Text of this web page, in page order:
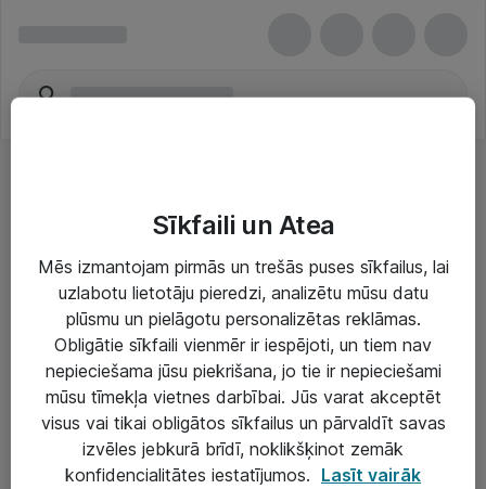
Risinājumi & Pakalpojumi
IT serviss un atbalsts
IT infrastruktūra
Darba vietu IT risinājumi
Serveri un datu centri
Sīkfaili un Atea
Mēs izmantojam pirmās un trešās puses sīkfailus, lai
uzlabotu lietotāju pieredzi, analizētu mūsu datu
plūsmu un pielāgotu personalizētas reklāmas.
Obligātie sīkfaili vienmēr ir iespējoti, un tiem nav
nepieciešama jūsu piekrišana, jo tie ir nepieciešami
mūsu tīmekļa vietnes darbībai. Jūs varat akceptēt
visus vai tikai obligātos sīkfailus un pārvaldīt savas
izvēles jebkurā brīdī, noklikšķinot zemāk
konfidencialitātes iestatījumos. Lasīt vairāk